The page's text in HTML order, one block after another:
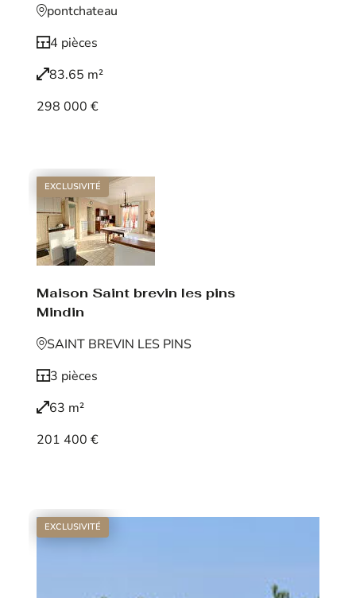
pontchateau
4 pièces
83.65 m²
298 000 €
EXCLUSIVITÉ
Maison Saint brevin les pins
Mindin
SAINT BREVIN LES PINS
3 pièces
63 m²
201 400 €
EXCLUSIVITÉ